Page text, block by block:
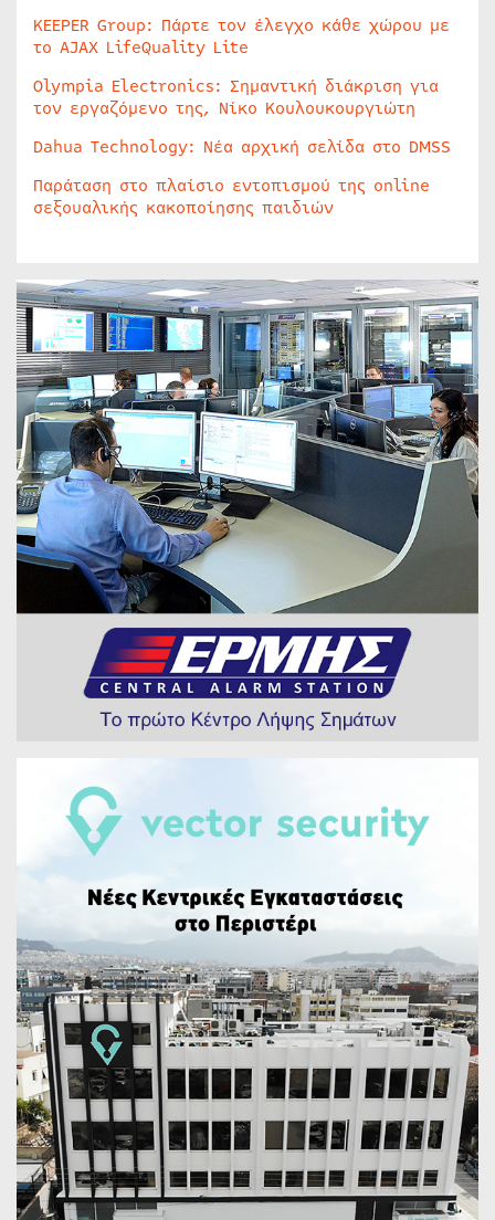
KEEPER Group: Πάρτε τον έλεγχο κάθε χώρου με
το AJAX LifeQuality Lite
Olympia Electronics: Σημαντική διάκριση για
τον εργαζόμενο της, Νίκο Κουλουκουργιώτη
Dahua Technology: Νέα αρχική σελίδα στο DMSS
Παράταση στο πλαίσιο εντοπισμού της online
σεξουαλικής κακοποίησης παιδιών